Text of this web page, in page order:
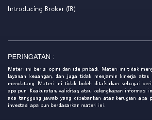
Introducing Broker (IB)
PERINGATAN :
Materi ini berisi opini dan ide pribadi. Materi ini tidak
layanan keuangan, dan juga tidak menjamin kinerja
mendatang. Materi ini tidak boleh ditafsirkan sebagai
apa pun. Keakuratan, validitas, atau kelengkapan informasi
ada tanggung jawab yang dibebankan atas kerugian apa
investasi apa pun berdasarkan materi ini.